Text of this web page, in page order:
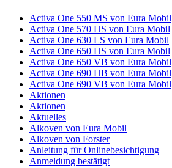
Activa One 550 MS von Eura Mobil
Activa One 570 HS von Eura Mobil
Activa One 630 LS von Eura Mobil
Activa One 650 HS von Eura Mobil
Activa One 650 VB von Eura Mobil
Activa One 690 HB von Eura Mobil
Activa One 690 VB von Eura Mobil
Aktionen
Aktionen
Aktuelles
Alkoven von Eura Mobil
Alkoven von Forster
Anleitung für Onlinebesichtigung
Anmeldung bestätigt